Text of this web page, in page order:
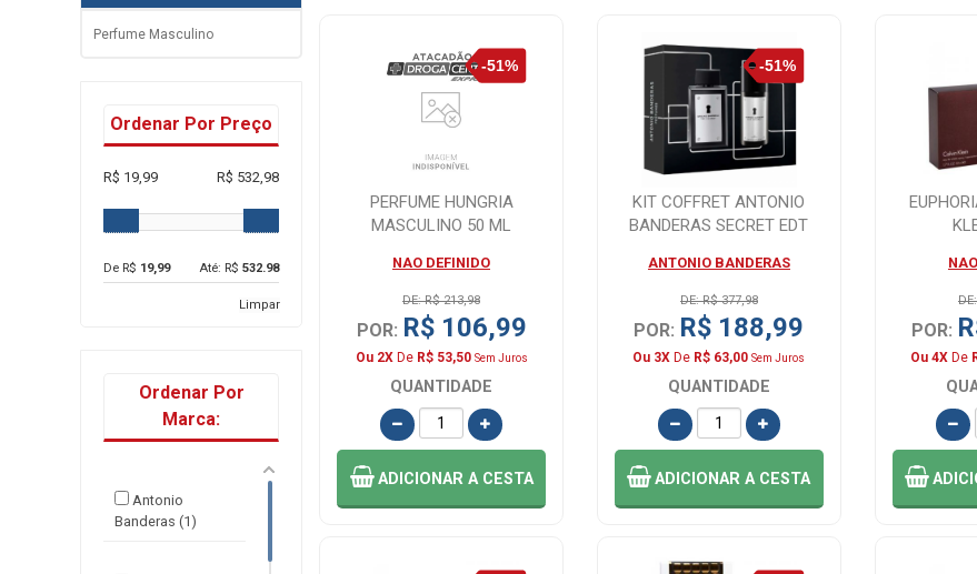
Perfume Masculino
Ordenar Por Preço
R$ 19,99 R$ 532,98
De R$ 19,99 Até: R$ 532.98
Limpar
Ordenar Por
Marca:
Antonio
Banderas (1)
PERFUME HUNGRIA
MASCULINO 50 ML
NAO DEFINIDO
DE: R$ 213,98
POR: R$ 106,99
Ou 2XDe R$ 53,50 Sem Juros
QUANTIDADE
ADICIONAR A CESTA
KIT COFFRET ANTONIO
BANDERAS SECRET EDT
ANTONIO BANDERAS
DE: R$ 377,98
POR: R$ 188,99
Ou 3X De R$ 63,00 Sem Juros
QUANTIDADE
ADICIONARA CESTA
POR:
Ou 4X De